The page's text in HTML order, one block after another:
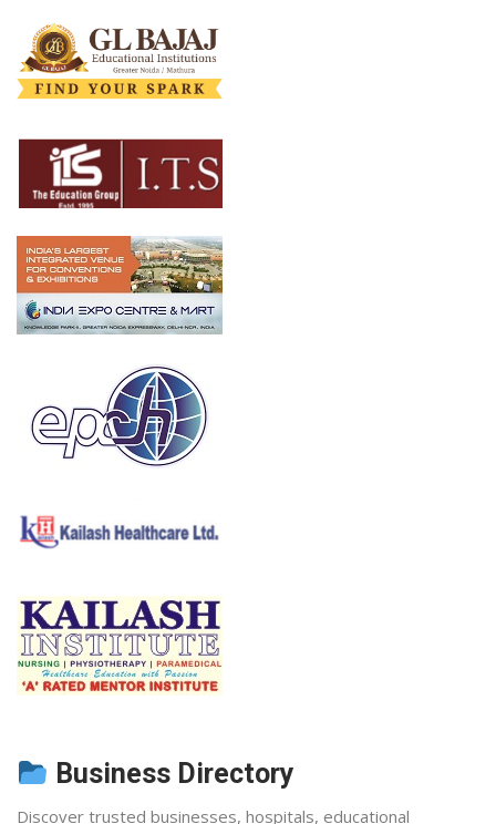
Business Directory
Discover trusted businesses, hospitals, educational